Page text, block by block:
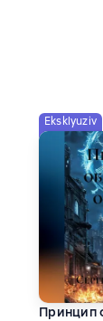
Eksklyuziv
Принцип